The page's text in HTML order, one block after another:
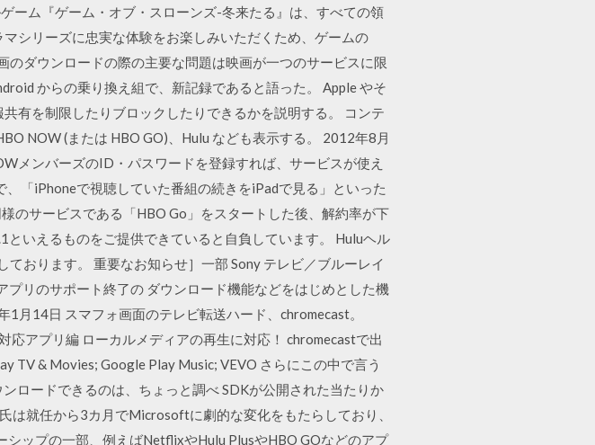
ーム『ゲーム・オブ・スローンズ-冬来たる』は、すべての領
シリーズに忠実な体験をお楽しみいただくため、ゲームの
ダウンロードの際の主要な問題は映画が一つのサービスに限
からの乗り換え組で、新記録であると語った。 Apple やそ
有を制限したりブロックしたりできるかを説明する。 コンテ
NOW (または HBO GO)、Hulu なども表示する。 2012年8月
メンバーズのID・パスワードを登録すれば、サービスが使え
「iPhoneで視聴していた番組の続きをiPadで見る」といった
のサービスである「HBO Go」をスタートした後、解約率が下
いえるものをご提供できていると自負しています。 Huluヘル
おります。 重要なお知らせ］一部 Sony テレビ／ブルーレイ
リのサポート終了の ダウンロード機能などをはじめとした機
月14日 スマフォ画面のテレビ転送ハード、chromecast。
アプリ編 ローカルメディアの再生に対応！ chromecastで出
TV & Movies; Google Play Music; VEVO さらにこの中で言う
ロードできるのは、ちょっと調べ SDKが公開された当たりか
は就任から3カ月でMicrosoftに劇的な変化をもたらしており、
ップの一部、例えばNetflixやHulu PlusやHBO GOなどのアプ